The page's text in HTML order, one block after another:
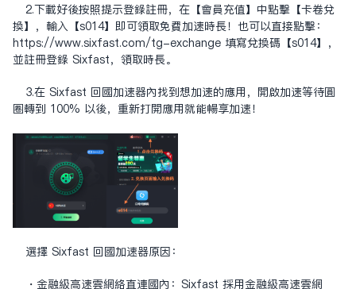
2.下載好後按照提示登錄註冊，在【會員充值】中點擊【卡卷兌
換】，輸入【s014】即可領取免費加速時長！也可以直接點擊：
https://www.sixfast.com/tg-exchange 填寫兌換碼【s014】，
並註冊登錄 Sixfast，領取時長。
3.在 Sixfast 回國加速器內找到想加速的應用，開啟加速等待圓
圈轉到 100% 以後，重新打開應用就能暢享加速！
選擇 Sixfast 回國加速器原因：
・金融級高速雲網絡直連國內：Sixfast 採用金融級高速雲網